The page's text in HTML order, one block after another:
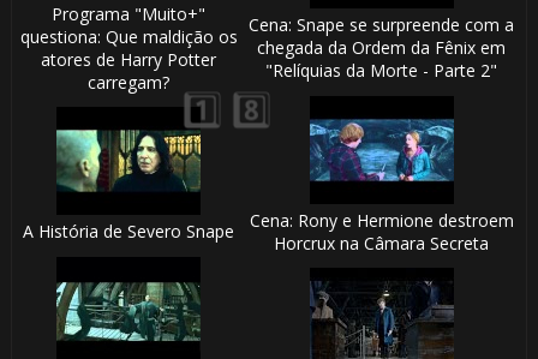
Programa "Muito+"
questiona: Que maldição os
atores de Harry Potter
carregam?
Cena: Snape se surpreende com a
chegada da Ordem da Fênix em
"Relíquias da Morte - Parte 2"
A História de Severo Snape
Cena: Rony e Hermione destroem
Horcrux na Câmara Secreta
🎂
🎈